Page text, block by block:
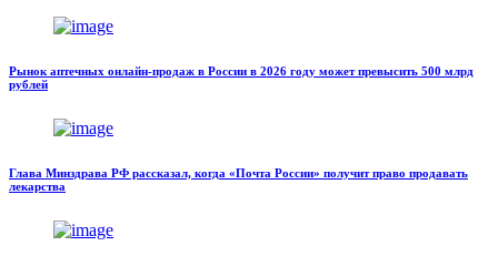
Рынок аптечных онлайн-продаж в России в 2026 году может превысить 500 млрд
рублей
Глава Минздрава РФ рассказал, когда «Почта России» получит право продавать
лекарства